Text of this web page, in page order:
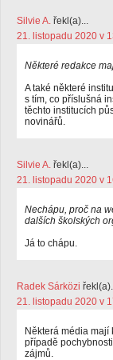
Silvie A. řekl(a)...
21. listopadu 2020 v
Některé redakce
A také některé
s tím, co příslušná
těchto institucích
novinářů.
Silvie A. řekl(a)...
21. listopadu 2020 v
Nechápu, proč na
dalších školských
Já to chápu.
Radek Sárközi
21. listopadu 2020 v
Některá média mají
případě
zájmů.